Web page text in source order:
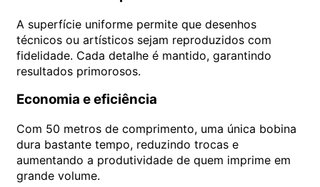
A superfície uniforme permite que desenhos
técnicos ou artísticos sejam reproduzidos com
fidelidade. Cada detalhe é mantido, garantindo
resultados primorosos.
Economia e eficiência
Com 50 metros de comprimento, uma única bobina
dura bastante tempo, reduzindo trocas e
aumentando a produtividade de quem imprime em
grande volume.